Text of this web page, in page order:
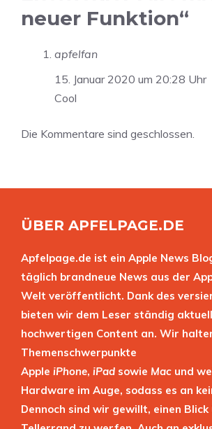
neuer Funktion“
apfelfan
15. Januar 2020 um 20:28 Uhr
Cool
Die Kommentare sind geschlossen.
ÜBER APFELPAGE.DE
Apfelpage.de ist ein Apple News
täglich brandneue News aus der
Welt veröffentlicht. Dank des
bieten wir dem Leser ständig
hochwertigen Content an. Wir
Themenschwerpunkte
Apple iPhone, iPad sowie Mac und
Hardware im Auge, sodass es an
Dennoch sind wir gewillt, einen Blick